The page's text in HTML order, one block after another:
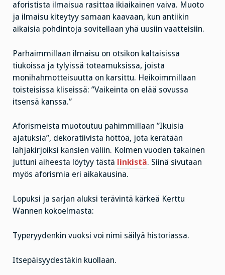
aforistista ilmaisua rasittaa ikiaikainen vaiva. Muoto
ja ilmaisu kiteytyy samaan kaavaan, kun antiikin
aikaisia pohdintoja sovitellaan yhä uusiin vaatteisiin.
Parhaimmillaan ilmaisu on otsikon kaltaisissa
tiukoissa ja tylyissä toteamuksissa, joista
monihahmotteisuutta on karsittu. Heikoimmillaan
toisteisissa kliseissä: ”Vaikeinta on elää sovussa
itsensä kanssa.”
Aforismeista muotoutuu pahimmillaan ”Ikuisia
ajatuksia”, dekoratiivista höttöä, jota kerätään
lahjakirjoiksi kansien väliin. Kolmen vuoden takainen
juttuni aiheesta löytyy tästä linkistä. Siinä sivutaan
myös aforismia eri aikakausina.
Lopuksi ja sarjan aluksi terävintä kärkeä Kerttu
Wannen kokoelmasta:
Typeryydenkin vuoksi voi nimi säilyä historiassa.
Itsepäisyydestäkin kuollaan.